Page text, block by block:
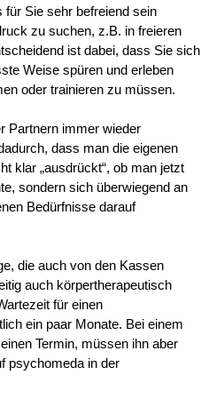
für Sie sehr befreiend sein
zu suchen, z.B. in freieren
ist dabei, dass Sie sich
Weise spüren und erleben
oder trainieren zu müssen.
Partnern immer wieder
dass man die eigenen
klar „ausdrückt“, ob man jetzt
sondern sich überwiegend an
Bedürfnisse darauf
die auch von den Kassen
auch körpertherapeutisch
für einen
ein paar Monate. Bei einem
Termin, müssen ihn aber
psychomeda in der